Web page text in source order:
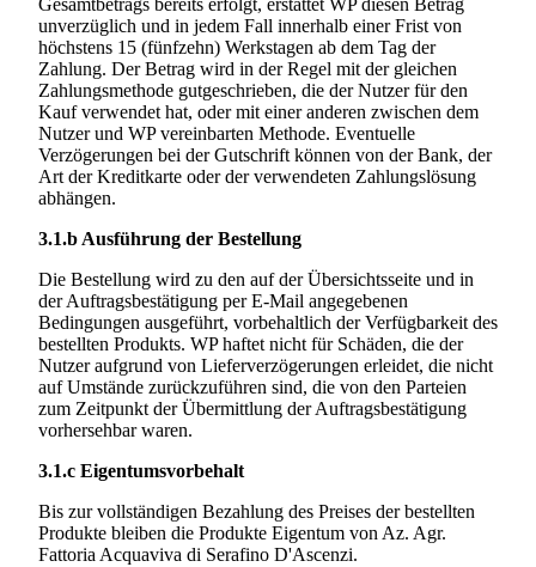
Gesamtbetrags bereits erfolgt, erstattet WP diesen Betrag
unverzüglich und in jedem Fall innerhalb einer Frist von
höchstens 15 (fünfzehn) Werkstagen ab dem Tag der
Zahlung. Der Betrag wird in der Regel mit der gleichen
Zahlungsmethode gutgeschrieben, die der Nutzer für den
Kauf verwendet hat, oder mit einer anderen zwischen dem
Nutzer und WP vereinbarten Methode. Eventuelle
Verzögerungen bei der Gutschrift können von der Bank, der
Art der Kreditkarte oder der verwendeten Zahlungslösung
abhängen.
3.1.b Ausführung der Bestellung
Die Bestellung wird zu den auf der Übersichtsseite und in
der Auftragsbestätigung per E-Mail angegebenen
Bedingungen ausgeführt, vorbehaltlich der Verfügbarkeit des
bestellten Produkts. WP haftet nicht für Schäden, die der
Nutzer aufgrund von Lieferverzögerungen erleidet, die nicht
auf Umstände zurückzuführen sind, die von den Parteien
zum Zeitpunkt der Übermittlung der Auftragsbestätigung
vorhersehbar waren.
3.1.c Eigentumsvorbehalt
Bis zur vollständigen Bezahlung des Preises der bestellten
Produkte bleiben die Produkte Eigentum von Az. Agr.
Fattoria Acquaviva di Serafino D'Ascenzi.